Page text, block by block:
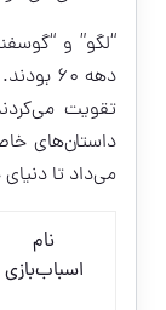
“لگو” و
دهه ۶۰
تقویت
داستان‌های
می‌داد تا
نام
اسباب‌بازی